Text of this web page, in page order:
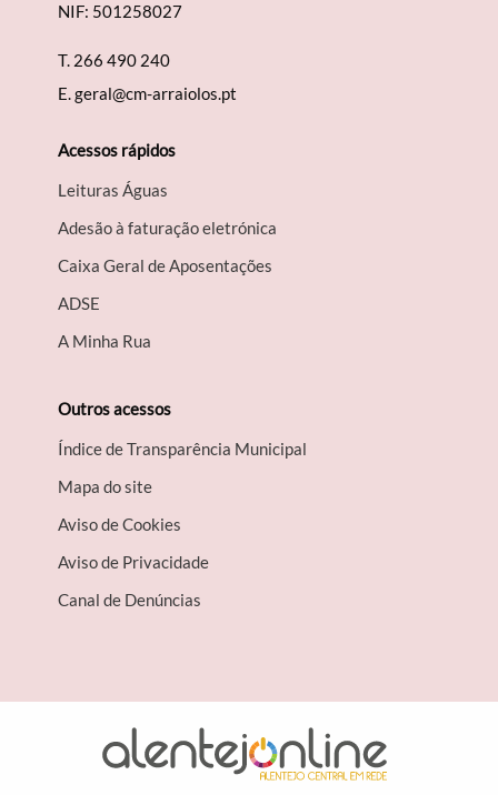
NIF: 501258027
T. 266 490 240
E.geral@cm-arraiolos.pt
Acessos rápidos
Leituras Águas
Adesão à faturação eletrónica
Caixa Geral de Aposentações
A​DSE
A Minha Rua
Outros acessos
Índice de Transparência Municipal
Mapa do site
Aviso de Cookies
Aviso de Privacidade
Canal de Denúncias